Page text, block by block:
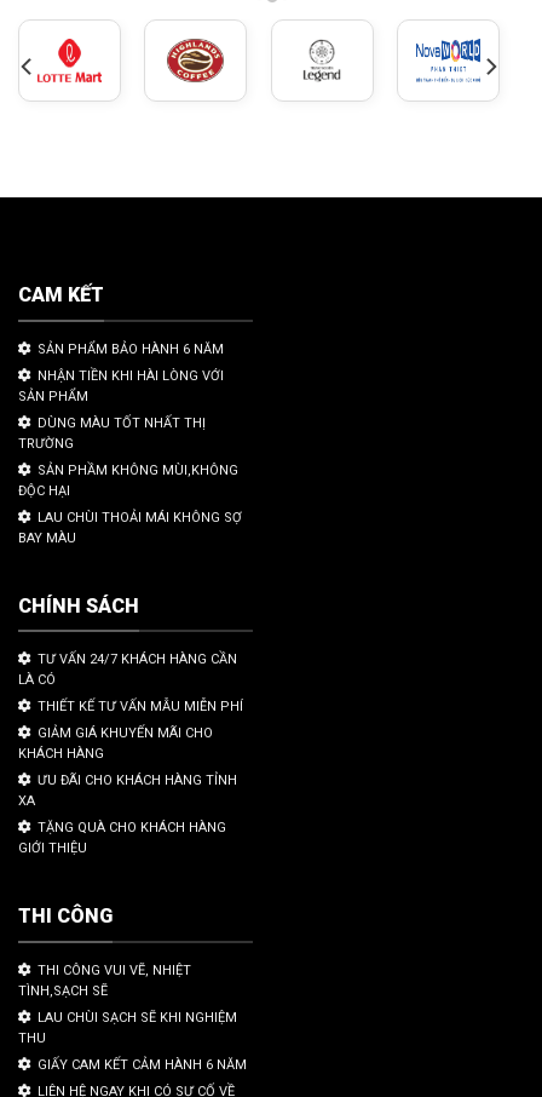
CAM KẾT
SẢN PHẨM BẢO HÀNH 6 NĂM
NHẬN TIỀN KHI HÀI LÒNG VỚI
SẢN PHẨM
DÙNG MÀU TỐT NHẤT THỊ
TRƯỜNG
SẢN PHẦM KHÔNG MÙI,KHÔNG
ĐỘC HẠI
LAU CHÙI THOẢI MÁI KHÔNG SỢ
BAY MÀU
CHÍNH SÁCH
TƯ VẤN 24/7 KHÁCH HÀNG CẦN
LÀ CÓ
THIẾT KẾ TƯ VẤN MẪU MIỄN PHÍ
GIẢM GIÁ KHUYẾN MÃI CHO
KHÁCH HÀNG
ƯU ĐÃI CHO KHÁCH HÀNG TỈNH
XA
TẶNG QUÀ CHO KHÁCH HÀNG
GIỚI THIỆU
THI CÔNG
THI CÔNG VUI VẼ, NHIỆT
TÌNH,SẠCH SẼ
LAU CHÙI SẠCH SẼ KHI NGHIỆM
THU
GIẤY CAM KẾT CẢM HÀNH 6 NĂM
LIÊN HỆ NGAY KHI CÓ SỰ CỐ VỀ